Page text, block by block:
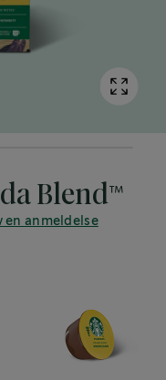
Blend™
en anmeldelse